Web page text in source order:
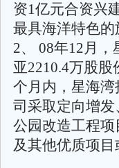
资1亿元合资兴
最具海洋特色的
2、 08年12月
亚2210.4万股
个月内，星海
司采取定向增
公园改造工程
及其他优质项目